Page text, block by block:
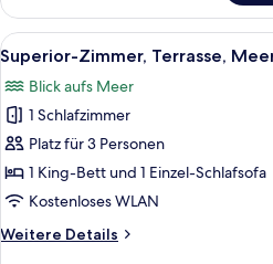
Terrasse,
Meerblick
(Prestige)
Alle
Fotos
für
Superior-
Zimmer,
Terrasse,
Meerblick
anzeigen
15
Superior-Zimmer, Terrasse,
Blick aufs Meer
1 Schlafzimmer
Platz für 3 Personen
1 King-Bett und 1 Einzel-Schlafsofa
Kostenloses WLAN
Weitere Details
Weitere